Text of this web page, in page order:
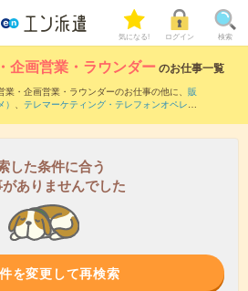
気になる! ログイン 検索
企画営業・ラウンダーのお仕事一覧
・企画営業・ラウンダーのお仕事の他に、 販
、 テレマーケティング・テレフォンオペレー
画営業・ラウンダーのお仕事とは？とは？
した条件に合う
ありませんでした
を変更して再検索